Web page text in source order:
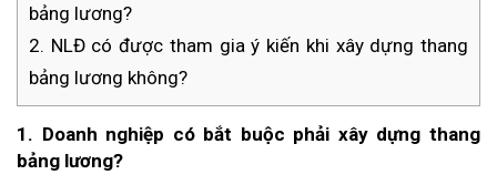
bảng lương?
2. NLĐ có được tham gia ý kiến khi xây dựng thang
bảng lương không?
1. Doanh nghiệp có bắt buộc phải xây dựng thang
bảng lương?